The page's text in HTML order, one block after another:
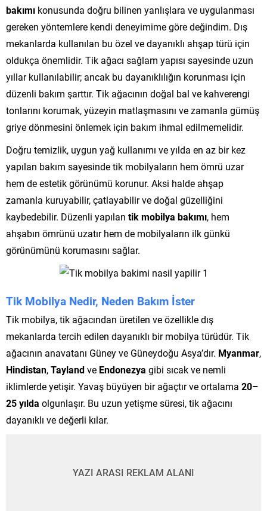
bakımı konusunda doğru bilinen yanlışlara ve uygulanması
gereken yöntemlere kendi deneyimime göre değindim. Dış
mekanlarda kullanılan bu özel ve dayanıklı ahşap türü için
oldukça önemlidir. Tik ağacı sağlam yapısı sayesinde uzun
yıllar kullanılabilir; ancak bu dayanıklılığın korunması için
düzenli bakım şarttır. Tik ağacının doğal bal ve kahverengi
tonlarını korumak, yüzeyin matlaşmasını ve zamanla gümüş
griye dönmesini önlemek için bakım ihmal edilmemelidir.
Doğru temizlik, uygun yağ kullanımı ve yılda en az bir kez
yapılan bakım sayesinde tik mobilyaların hem ömrü uzar
hem de estetik görünümü korunur. Aksi halde ahşap
zamanla kuruyabilir, çatlayabilir ve doğal güzelliğini
kaybedebilir. Düzenli yapılan tik mobilya bakımı, hem
ahşabın ömrünü uzatır hem de mobilyaların ilk günkü
görünümünü korumasını sağlar.
Tik Mobilya Nedir, Neden Bakım İster
Tik mobilya, tik ağacından üretilen ve özellikle dış
mekanlarda tercih edilen dayanıklı bir mobilya türüdür. Tik
ağacının anavatanı Güney ve Güneydoğu Asya’dır. Myanmar,
Hindistan,Taylandve Endonezya gibi sıcak ve nemli
iklimlerde yetişir. Yavaş büyüyen bir ağaçtır ve ortalama 20–
25 yılda olgunlaşır. Bu uzun yetişme süresi, tik ağacını
dayanıklı ve değerli kılar.
YAZI ARASI REKLAM ALANI